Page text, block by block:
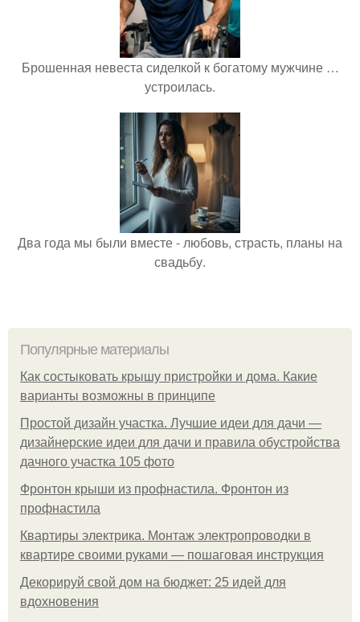
Брошенная невеста сиделкой к богатому мужчине …
устроилась.
Два года мы были вместе - любовь, страсть, планы на
свадьбу.
Популярные материалы
Как состыковать крышу пристройки и дома. Какие
варианты возможны в принципе
Простой дизайн участка. Лучшие идеи для дачи —
дизайнерские идеи для дачи и правила обустройства
дачного участка 105 фото
Фронтон крыши из профнастила. Фронтон из
профнастила
Квартиры электрика. Монтаж электропроводки в
квартире своими руками — пошаговая инструкция
Декорируй свой дом на бюджет: 25 идей для
вдохновения